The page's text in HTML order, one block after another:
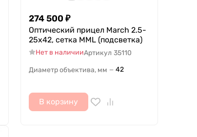
274 500 ₽
Оптический прицел March 2.5-
25x42, сетка MML (подсветка)
Нет в наличииАртикул 35110
Диаметр объектива, мм — 42
В корзину